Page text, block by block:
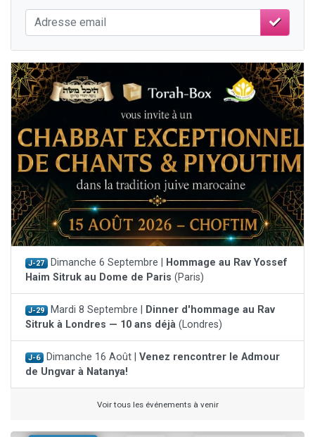
J-27 Dimanche 6 Septembre |
Hommage au Rav Yossef
Haim Sitruk au Dome de Paris (Paris)
J-29 Mardi 8 Septembre |
Dinner d'hommage au Rav
Sitruk à Londres — 10 ans déjà (Londres)
J-6 Dimanche 16 Août | Venez rencontrer le Admour
de Ungvar à Natanya!
Voir tous les événements à venir